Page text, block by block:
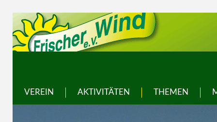
VEREIN AKTIVITÄTEN THEMEN